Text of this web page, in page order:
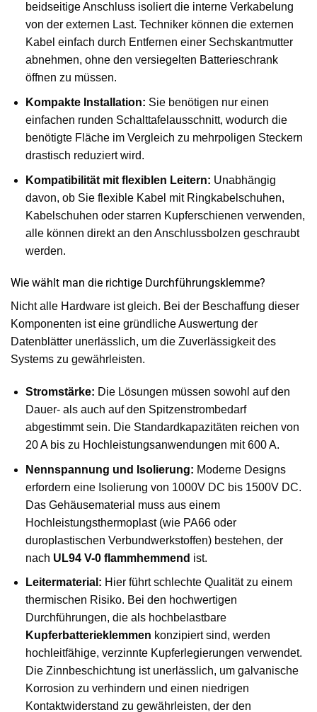
beidseitige Anschluss isoliert die interne Verkabelung
von der externen Last. Techniker können die externen
Kabel einfach durch Entfernen einer Sechskantmutter
abnehmen, ohne den versiegelten Batterieschrank
öffnen zu müssen.
Kompakte Installation: Sie benötigen nur einen
einfachen runden Schalttafelausschnitt, wodurch die
benötigte Fläche im Vergleich zu mehrpoligen Steckern
drastisch reduziert wird.
Kompatibilität mit flexiblen Leitern: Unabhängig
davon, ob Sie flexible Kabel mit Ringkabelschuhen,
Kabelschuhen oder starren Kupferschienen verwenden,
alle können direkt an den Anschlussbolzen geschraubt
werden.
Wie wählt man die richtige Durchführungsklemme?
Nicht alle Hardware ist gleich. Bei der Beschaffung dieser
Komponenten ist eine gründliche Auswertung der
Datenblätter unerlässlich, um die Zuverlässigkeit des
Systems zu gewährleisten.
Stromstärke: Die Lösungen müssen sowohl auf den
Dauer- als auch auf den Spitzenstrombedarf
abgestimmt sein. Die Standardkapazitäten reichen von
20 A bis zu Hochleistungsanwendungen mit 600 A.
Nennspannung und Isolierung: Moderne Designs
erfordern eine Isolierung von 1000V DC bis 1500V DC.
Das Gehäusematerial muss aus einem
Hochleistungsthermoplast (wie PA66 oder
duroplastischen Verbundwerkstoffen) bestehen, der
nach UL94 V-0 flammhemmend ist.
Leitermaterial: Hier führt schlechte Qualität zu einem
thermischen Risiko. Bei den hochwertigen
Durchführungen, die als hochbelastbare
Kupferbatterieklemmen konzipiert sind, werden
hochleitfähige, verzinnte Kupferlegierungen verwendet.
Die Zinnbeschichtung ist unerlässlich, um galvanische
Korrosion zu verhindern und einen niedrigen
Kontaktwiderstand zu gewährleisten, der den